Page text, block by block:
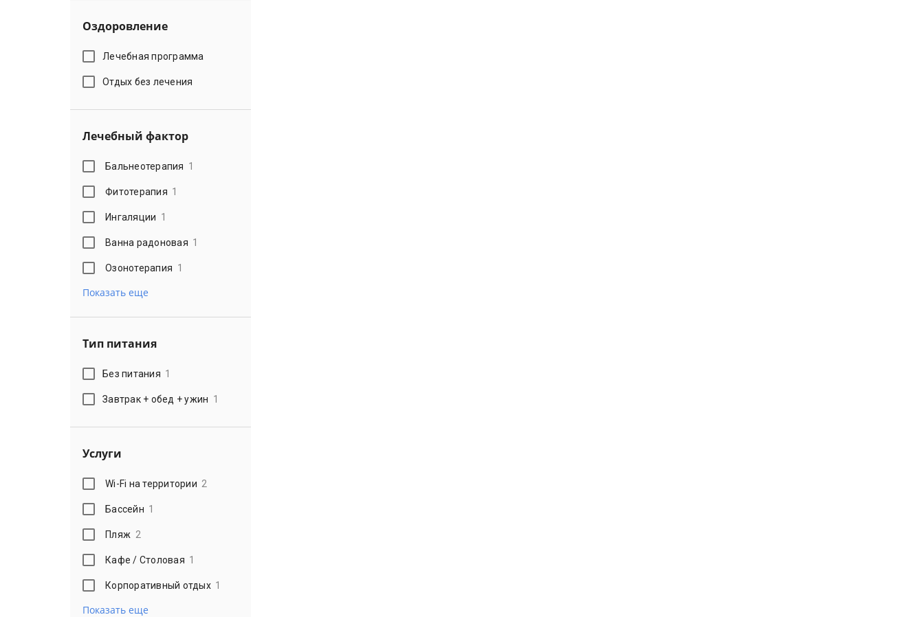
Оздоровление
Лечебная программа
Отдых без лечения
Лечебный фактор
Бальнеотерапия 1
Фитотерапия 1
Ингаляции 1
Ванна радоновая 1
Озонотерапия 1
Показать еще
Тип питания
Без питания 1
Завтрак + обед + ужин 1
Услуги
Wi-Fi на территории 2
Бассейн 1
Пляж 2
Кафе / Столовая 1
Корпоративный отдых 1
Показать еще